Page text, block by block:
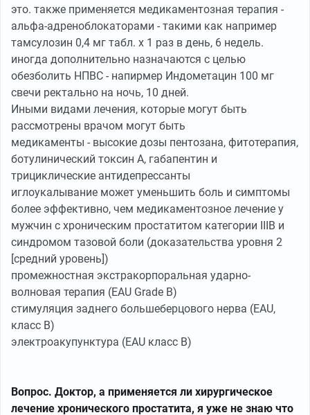
это. также применяется медикаментозная терапия -
альфа-адреноблокаторами - такими как например
тамсулозин 0,4 мг табл. х 1 раз в день, 6 недель.
иногда дополнительно назначаются с целью
обезболить НПВС - напирмер Индометацин 100 мг
свечи ректально на ночь, 10 дней.
Иными видами лечения, которые могут быть
рассмотрены врачом могут быть
медикаменты - высокие дозы пентозана, фитотерапия,
ботулинический токсин А, габапентин и
трициклические антидепрессанты
иглоукалывание может уменьшить боль и симптомы
более эффективно, чем медикаментозное лечение у
мужчин с хроническим простатитом категории IIIB и
синдромом тазовой боли (доказательства уровня 2
[средний уровень])
промежностная экстракорпоральная ударно-
волновая терапия (EAU Grade B)
стимуляция заднего большеберцового нерва (EAU,
класс B)
электроакупунктура (EAU класс B)
Вопрос. Доктор, а применяется ли хирургическое
лечение хронического простатита, я уже не знаю что